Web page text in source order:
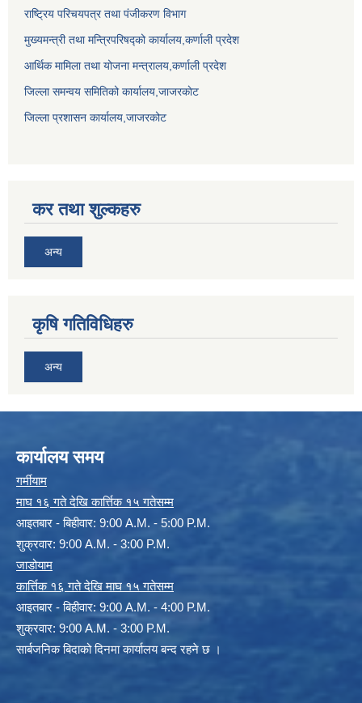
राष्ट्रिय परिचयपत्र तथा पंजीकरण विभाग
मुख्यमन्त्री तथा मन्त्रिपरिषद्को कार्यालय,कर्णाली प्रदेश
आर्थिक मामिला तथा योजना मन्त्रालय,कर्णाली प्रदेश
जिल्ला समन्वय समितिको कार्यालय,जाजरकाेट
जिल्ला प्रशासन कार्यालय,जाजरकोट
कर तथा शुल्कहरु
अन्य
कृषि गतिविधिहरु
अन्य
कार्यालय समय
गर्मीयाम
माघ १६ गते देखि कार्त्तिक १५ गतेसम्म
आइतबार - बिहीवार: 9:00 A.M. - 5:00 P.M.
शुक्रवार: 9:00 A.M. - 3:00 P.M.
जाडोयाम
कार्त्तिक १६ गते देखि माघ १५ गतेसम्म
आइतबार - बिहीवार: 9:00 A.M. - 4:00 P.M.
शुक्रवार: 9:00 A.M. - 3:00 P.M.
सार्बजनिक बिदाको दिनमा कार्यालय बन्द रहने छ ।